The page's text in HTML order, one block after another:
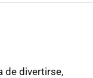
de divertirse,